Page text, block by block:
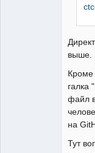
выше.
Кроме
галка
файл
на
Тут